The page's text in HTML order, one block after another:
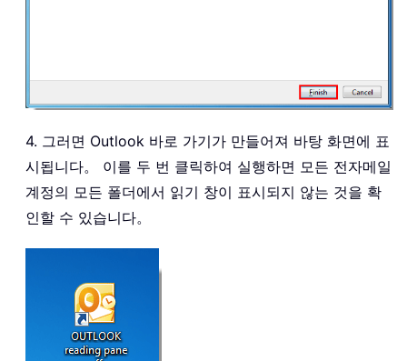
4. 그러면 Outlook 바로 가기가 만들어져 바탕 화면에 표
시됩니다。 이를 두 번 클릭하여 실행하면 모든 전자메일
계정의 모든 폴더에서 읽기 창이 표시되지 않는 것을 확
인할 수 있습니다。